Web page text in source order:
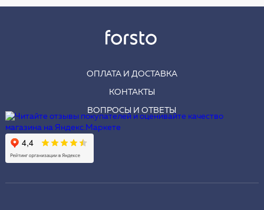
ОПЛАТА И ДОСТАВКА
КОНТАКТЫ
ВОПРОСЫ И ОТВЕТЫ